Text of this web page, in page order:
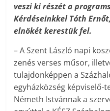
veszi ki részét a
Kérdéseinkkel Tóth
elnökét kerestük fel.
– A Szent László napi
zenés verses műsor,
tulajdonképpen a
egyházközség képviselő-
Németh Istvánnak a